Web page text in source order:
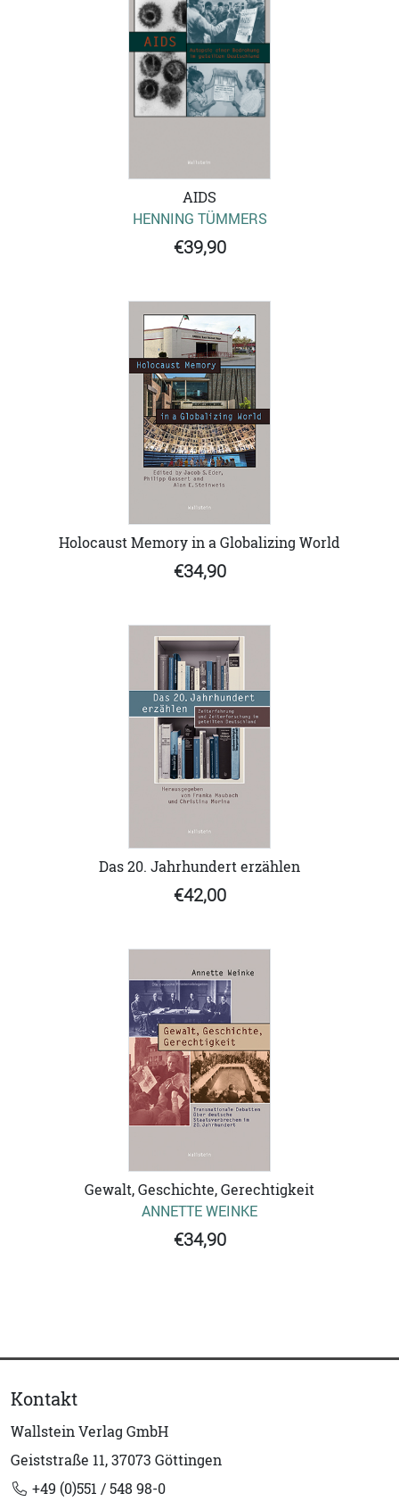
AIDS
HENNING TÜMMERS
€39,90
Holocaust Memory in a Globalizing World
€34,90
Das 20. Jahrhundert erzählen
€42,00
Gewalt, Geschichte, Gerechtigkeit
ANNETTE WEINKE
€34,90
Kontakt
Wallstein Verlag GmbH
Geiststraße 11, 37073 Göttingen
+49 (0)551 / 548 98-0